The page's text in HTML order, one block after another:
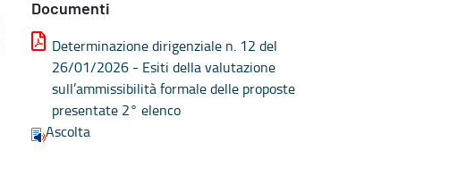
Documenti
Determinazione dirigenziale n. 12 del
26/01/2026 - Esiti della valutazione
sull’ammissibilità formale delle proposte
presentate 2° elenco
Ascolta